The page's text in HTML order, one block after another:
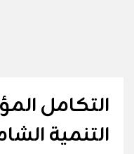
التكامل
التنمية